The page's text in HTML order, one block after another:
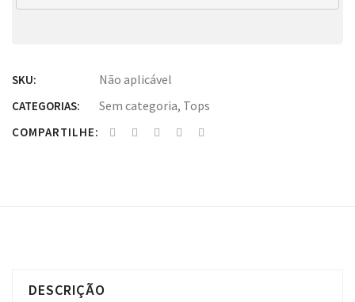
SKU: Não aplicável
CATEGORIAS: Sem categoria, Tops
COMPARTILHE:
DESCRIÇÃO